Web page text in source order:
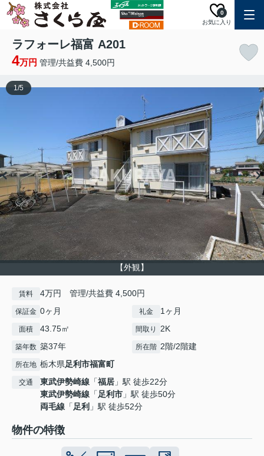
お気に入り
0
ラフォーレ福富 A201
4万円 管理/共益費 4,500円
【外観】
1/5
賃料 4万円 管理/共益費 4,500円
保証金 0ヶ月 礼金 1ヶ月
面積 43.75㎡ 間取り 2K
築年数 築37年 所在階 2階/2階建
所在地 栃木県足利市福富町
交通 東武伊勢崎線 「福居 」駅 徒歩22分
東武伊勢崎線 「足利市 」駅 徒歩50分
両毛線 「足利 」駅 徒歩52分
物件の特徴